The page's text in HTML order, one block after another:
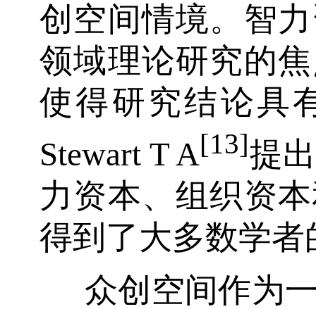
创空间情境。智
领域理论研究的
使得研究结论具
Stewart T A[13]提
力资本、组织资
得到了大多数学者
众创空间作为